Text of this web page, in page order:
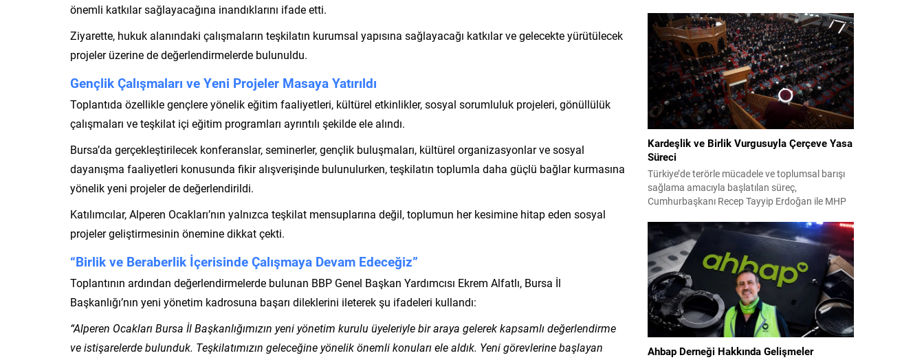
önemli katkılar sağlayacağına inandıklarını ifade etti.
Ziyarette, hukuk alanındaki çalışmaların teşkilatın kurumsal yapısına sağlayacağı katkılar ve gelecekte yürütülecek
projeler üzerine de değerlendirmelerde bulunuldu.
Gençlik Çalışmaları ve Yeni Projeler Masaya Yatırıldı
Toplantıda özellikle gençlere yönelik eğitim faaliyetleri, kültürel etkinlikler, sosyal sorumluluk projeleri, gönüllülük
çalışmaları ve teşkilat içi eğitim programları ayrıntılı şekilde ele alındı.
Bursa’da gerçekleştirilecek konferanslar, seminerler, gençlik buluşmaları, kültürel organizasyonlar ve sosyal
dayanışma faaliyetleri konusunda fikir alışverişinde bulunulurken, teşkilatın toplumla daha güçlü bağlar kurmasına
yönelik yeni projeler de değerlendirildi.
Katılımcılar, Alperen Ocakları’nın yalnızca teşkilat mensuplarına değil, toplumun her kesimine hitap eden sosyal
projeler geliştirmesinin önemine dikkat çekti.
“Birlik ve Beraberlik İçerisinde Çalışmaya Devam Edeceğiz”
Toplantının ardından değerlendirmelerde bulunan BBP Genel Başkan Yardımcısı Ekrem Alfatlı, Bursa İl
Başkanlığı’nın yeni yönetim kadrosuna başarı dileklerini ileterek şu ifadeleri kullandı:
“Alperen Ocakları Bursa İl Başkanlığımızın yeni yönetim kurulu üyeleriyle bir araya gelerek kapsamlı değerlendirme
ve istişarelerde bulunduk. Teşkilatımızın geleceğine yönelik önemli konuları ele aldık. Yeni görevlerine başlayan
Adalet Bakanlığı’na sevk etti. Fezlekeler, 31 Mart
2024 yerel seçimleri ve 4-5 Kasım 2023’teki CHP
38. Olağan Kurultayı sürecine ilişkin iddiaları
kapsıyor. Daha önce Antalya ve İstanbul...
Kardeşlik ve Birlik Vurgusuyla Çerçeve Yasa
Süreci
Türkiye’de terörle mücadele ve toplumsal barışı
sağlama amacıyla başlatılan süreç,
Cumhurbaşkanı Recep Tayyip Erdoğan ile MHP
bir döneme girdi. Yaklaşık iki yıldır devam eden
çalışmaların ardından şimdi sürecin yasal zemini,
12 maddelik bir çerçeve yasa ile şekillendiriliyor.
Bugün komisyonda görüşülecek olan bu yasa
taslağı,...
Ahbap Derneği Hakkında Gelişmeler